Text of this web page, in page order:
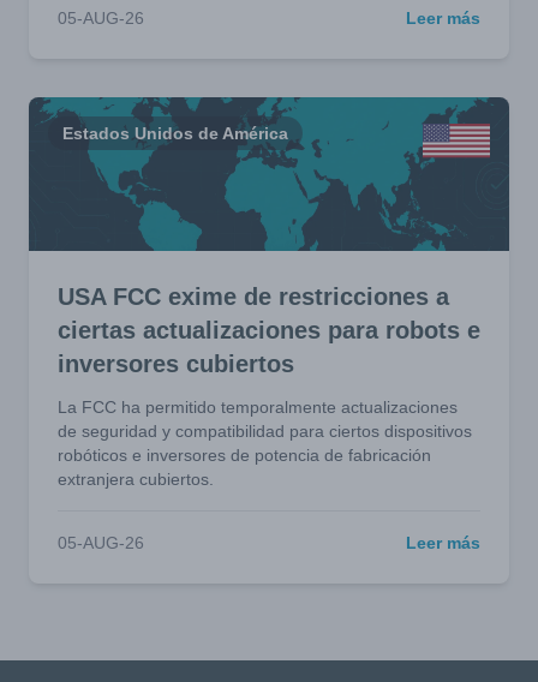
05-AUG-26 Leer más
Estados Unidos de América
USA FCC exime de restricciones a
ciertas actualizaciones para robots e
inversores cubiertos
La FCC ha permitido temporalmente actualizaciones
de seguridad y compatibilidad para ciertos dispositivos
robóticos e inversores de potencia de fabricación
extranjera cubiertos.
05-AUG-26 Leer más